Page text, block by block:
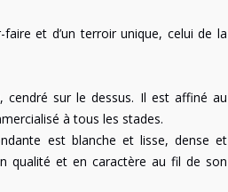
faire et d’un terroir unique, celui de la
cendré sur le dessus. Il est affiné au
à tous les stades.
est blanche et lisse, dense et
qualité et en caractère au fil de son